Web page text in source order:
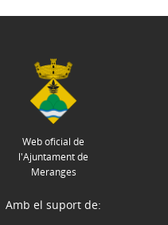
Web oficial de
l'Ajuntament de
Meranges
Amb el suport de: